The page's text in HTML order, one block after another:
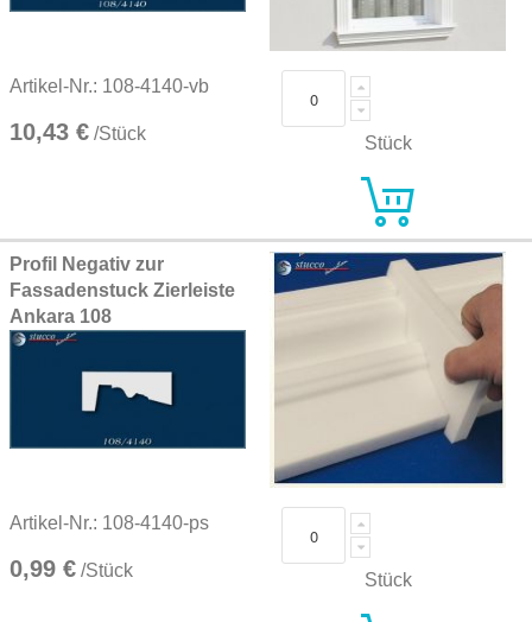
Artikel-Nr.: 108-4140-vb
10,43 € /Stück Stück
Profil Negativ zur
Fassadenstuck Zierleiste
Ankara 108
Artikel-Nr.: 108-4140-ps
0,99 € /Stück Stück